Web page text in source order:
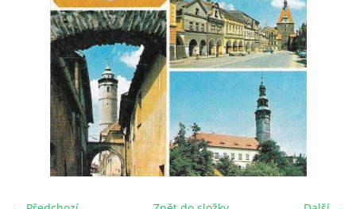
DŮL NA SLÍDU (NA KOLE)
Kontakt:
tel. 773 916 275
info@domdej.cz